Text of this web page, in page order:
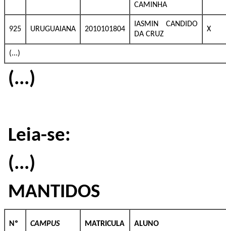
CAMINHA
925 URUGUAIANA 2010101804
IASMIN CANDIDO
DA CRUZ
X
(...)
(...)
Leia-se:
(...)
MANTIDOS
Nº CAMPUS MATRICULA ALUNO